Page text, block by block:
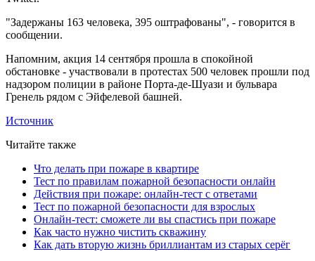
"Задержаны 163 человека, 395 оштрафованы", - говорится в
сообщении.
Напомним, акция 14 сентября прошла в спокойной
обстановке - участвовали в протестах 500 человек прошли под
надзором полиции в районе Порта-де-Шуази и бульвара
Гренель рядом с Эйфелевой башней.
Источник
Читайте также
Что делать при пожаре в квартире
Тест по правилам пожарной безопасности онлайн
Действия при пожаре: онлайн-тест с ответами
Тест по пожарной безопасности для взрослых
Онлайн-тест: сможете ли вы спастись при пожаре
Как часто нужно чистить скважину
Как дать вторую жизнь бриллиантам из старых серёг